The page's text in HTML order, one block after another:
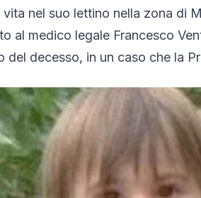
vita nel suo lettino nella zona di
al medico legale Francesco
del decesso, in un caso che la